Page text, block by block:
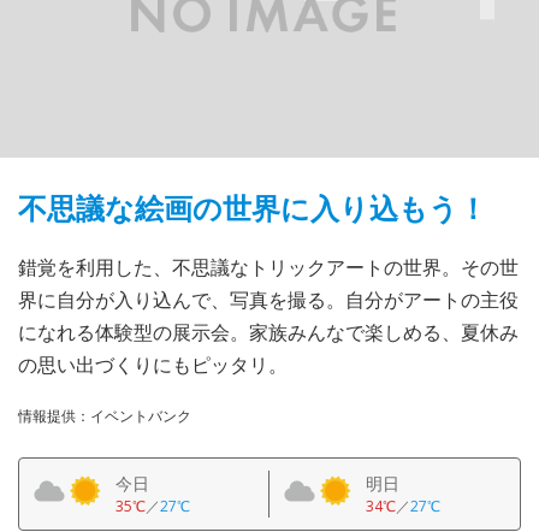
不思議な絵画の世界に入り込もう！
錯覚を利用した、不思議なトリックアートの世界。その世
界に自分が入り込んで、写真を撮る。自分がアートの主役
になれる体験型の展示会。家族みんなで楽しめる、夏休み
の思い出づくりにもピッタリ。
情報提供：イベントバンク
今日
35℃／27℃
明日
34℃／27℃